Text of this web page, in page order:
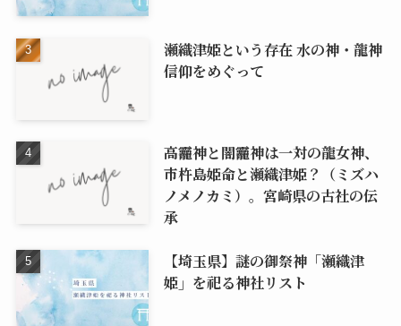
瀬織津姫という存在 水の神・龍神
信仰をめぐって
高龗神と闇龗神は一対の龍女神、
市杵島姫命と瀬織津姫？（ミズハ
ノメノカミ）。宮崎県の古社の伝
承
【埼玉県】謎の御祭神「瀬織津
姫」を祀る神社リスト